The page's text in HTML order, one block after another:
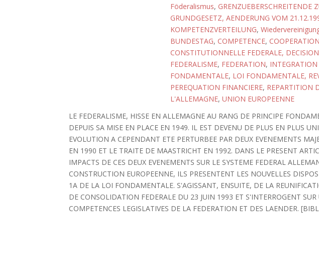
Föderalismus, GRENZUEBERSCHREITENDE
GRUNDGESETZ, AENDERUNG VOM
KOMPETENZVERTEILUNG,
BUNDESTAG, COMPETENCE,
CONSTITUTIONNELLE FEDERALE,
FEDERALISME, FEDERATION,
FONDAMENTALE, LOI FONDAMENTALE,
PEREQUATION FINANCIERE, REPARTITION
L'ALLEMAGNE, UNION EUROPEENNE
LE FEDERALISME, HISSE EN ALLEMAGNE AU RANG DE PRINCIPE
DEPUIS SA MISE EN PLACE EN 1949. IL EST DEVENU DE PLUS EN PLUS
EVOLUTION A CEPENDANT ETE PERTURBEE PAR DEUX EVENEMENTS
EN 1990 ET LE TRAITE DE MAASTRICHT EN 1992. DANS LE PRESENT
IMPACTS DE CES DEUX EVENEMENTS SUR LE SYSTEME FEDERAL
CONSTRUCTION EUROPEENNE, ILS PRESENTENT LES NOUVELLES
1A DE LA LOI FONDAMENTALE. S'AGISSANT, ENSUITE, DE LA
DE CONSOLIDATION FEDERALE DU 23 JUIN 1993 ET S'INTERROGENT
COMPETENCES LEGISLATIVES DE LA FEDERATION ET DES LAENDER.